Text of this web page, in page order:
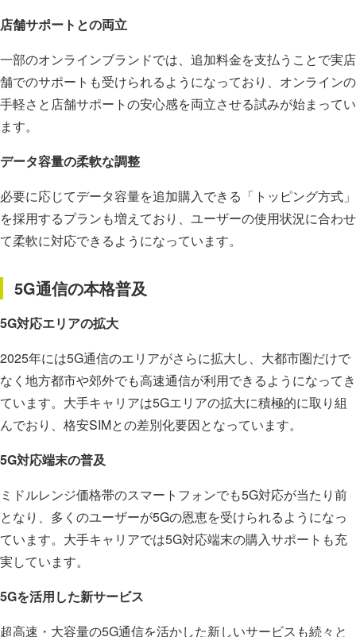
店舗サポートとの両立
一部のオンラインブランドでは、追加料金を支払うことで実店
舗でのサポートも受けられるようになっており、オンラインの
手軽さと店舗サポートの安心感を両立させる試みが始まってい
ます。
データ容量の柔軟な調整
必要に応じてデータ容量を追加購入できる「トッピング方式」
を採用するプランも増えており、ユーザーの使用状況に合わせ
て柔軟に対応できるようになっています。
5G通信の本格普及
5G対応エリアの拡大
2025年には5G通信のエリアがさらに拡大し、大都市圏だけで
なく地方都市や郊外でも高速通信が利用できるようになってき
ています。大手キャリアは5Gエリアの拡大に積極的に取り組
んでおり、格安SIMとの差別化要因となっています。
5G対応端末の普及
ミドルレンジ価格帯のスマートフォンでも5G対応が当たり前
となり、多くのユーザーが5Gの恩恵を受けられるようになっ
ています。大手キャリアでは5G対応端末の購入サポートも充
実しています。
5Gを活用した新サービス
超高速・大容量の5G通信を活かした新しいサービスも続々と